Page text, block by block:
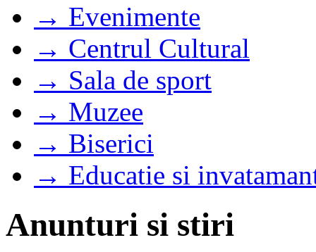
→ Evenimente
→ Centrul Cultural
→ Sala de sport
→ Muzee
→ Biserici
→ Educatie si
Anunturi si stiri